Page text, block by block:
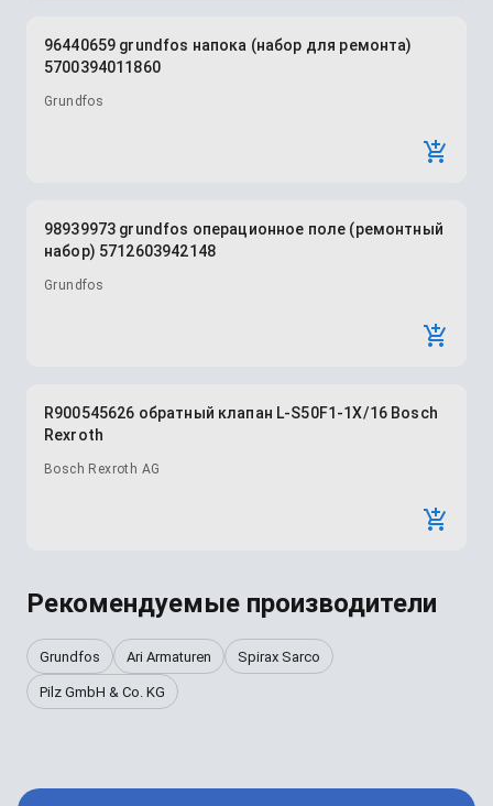
96440659 grundfos напока (набор для ремонта)
5700394011860
Grundfos
98939973 grundfos операционное поле (ремонтный
набор) 5712603942148
Grundfos
R900545626 обратный клапан L-S50F1-1X/16 Bosch
Rexroth
Bosch Rexroth AG
Рекомендуемые производители
Grundfos Ari Armaturen Spirax Sarco
Pilz GmbH & Co. KG